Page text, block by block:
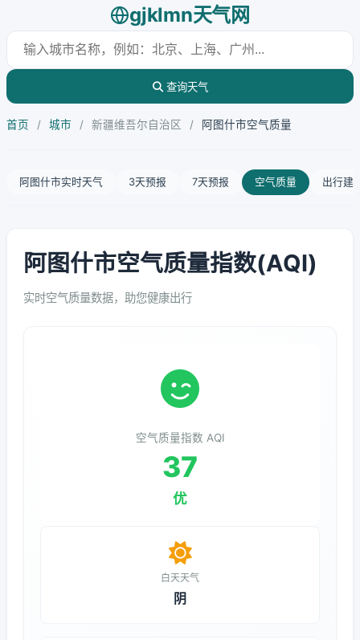
gjklmn天气网
查询天气
首页 / 城市 / 新疆维吾尔自治区 / 阿图什市空气质量
阿图什市实时天气 3天预报 7天预报 空气质量 出行建
阿图什市空气质量指数(AQI)
实时空气质量数据，助您健康出行
空气质量指数 AQI
37
优
白天天气
阴